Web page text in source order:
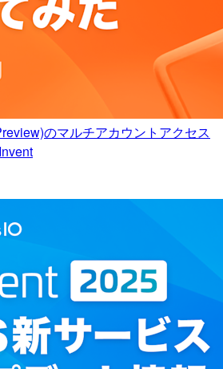
のマルチアカウントアクセス